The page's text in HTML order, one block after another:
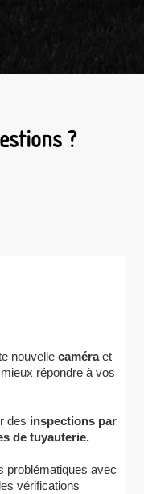
?
nouvellecaméraet
répondre à vos
des inspections par
de tuyauterie.
problématiques avec
vérifications